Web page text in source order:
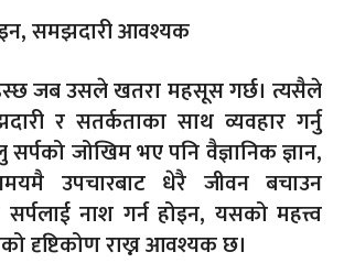
समझदारी आवश्यक
जब उसले खतरा महसूस गर्छ। त्यसैले
र सतर्कताका साथ व्यवहार गर्नु
जोखिम भए पनि वैज्ञानिक ज्ञान,
उपचारबाट धेरै जीवन बचाउन
नाश गर्न होइन, यसको महत्त्व
दृष्टिकोण राख्न आवश्यक छ।